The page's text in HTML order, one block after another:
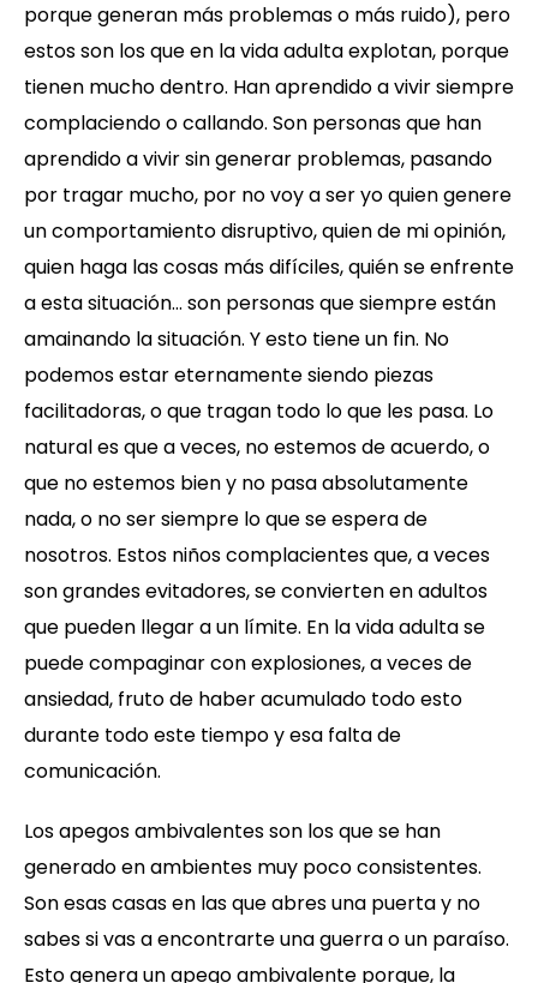
porque generan más problemas o más ruido), pero
estos son los que en la vida adulta explotan, porque
tienen mucho dentro. Han aprendido a vivir siempre
complaciendo o callando. Son personas que han
aprendido a vivir sin generar problemas, pasando
por tragar mucho, por no voy a ser yo quien genere
un comportamiento disruptivo, quien de mi opinión,
quien haga las cosas más difíciles, quién se enfrente
a esta situación… son personas que siempre están
amainando la situación. Y esto tiene un fin. No
podemos estar eternamente siendo piezas
facilitadoras, o que tragan todo lo que les pasa. Lo
natural es que a veces, no estemos de acuerdo, o
que no estemos bien y no pasa absolutamente
nada, o no ser siempre lo que se espera de
nosotros. Estos niños complacientes que, a veces
son grandes evitadores, se convierten en adultos
que pueden llegar a un límite. En la vida adulta se
puede compaginar con explosiones, a veces de
ansiedad, fruto de haber acumulado todo esto
durante todo este tiempo y esa falta de
comunicación.
Los apegos ambivalentes son los que se han
generado en ambientes muy poco consistentes.
Son esas casas en las que abres una puerta y no
sabes si vas a encontrarte una guerra o un paraíso.
Esto genera un apego ambivalente porque, la